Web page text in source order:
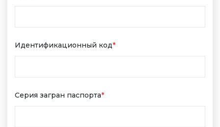
Идентификационный код*
Серия загран паспорта*